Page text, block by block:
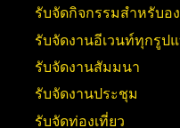
รับจัดกิจกรรมสำหรับอ
รับจัดงานอีเวนท์ทุกรูป
รับจัดงานสัมมนา
รับจัดงานประชุม
รับจัดท่องเที่ยว